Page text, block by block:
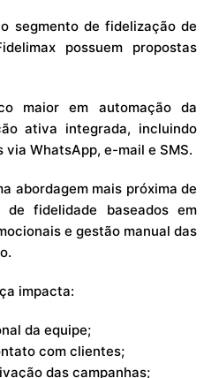
segmento de fidelização de
possuem propostas
maior em automação da
ativa integrada, incluindo
WhatsApp, e-mail e SMS.
abordagem mais próxima de
de fidelidade baseados em
e gestão manual das
impacta:
da equipe;
com clientes;
das campanhas;